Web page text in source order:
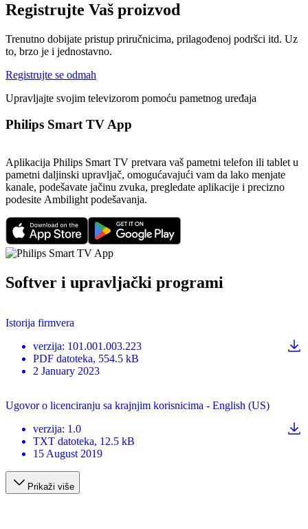
Registrujte Vaš proizvod
Trenutno dobijate pristup priručnicima, prilagođenoj podršci itd. Uz
to, brzo je i jednostavno.
Registrujte se odmah
Upravljajte svojim televizorom pomoću pametnog uređaja
Philips Smart TV App
Aplikacija Philips Smart TV pretvara vaš pametni telefon ili tablet u
pametni daljinski upravljač, omogućavajući vam da lako menjate
kanale, podešavate jačinu zvuka, pregledate aplikacije i precizno
podesite Ambilight podešavanja.
Softver i upravljački programi
Istorija firmvera
verzija: 101.001.003.223
PDF datoteka, 554.5 kB
2 January 2023
Ugovor o licenciranju sa krajnjim korisnicima - English (US)
verzija: 1.0
TXT datoteka, 12.5 kB
15 August 2019
Prikaži više